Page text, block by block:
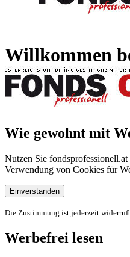
Willkommen
Wie gewohnt mit
Nutzen Sie
Verwendung von Cookies für
Einverstanden
Die Zustimmung ist jederzeit
Werbefrei lesen